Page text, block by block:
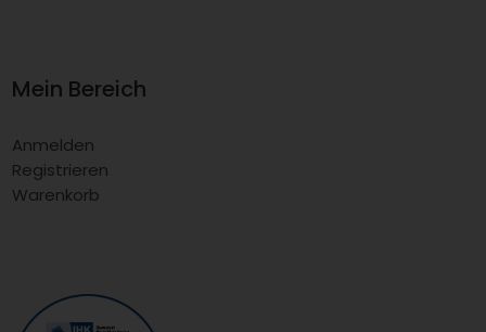
Mein Bereich
Anmelden
Registrieren
Warenkorb